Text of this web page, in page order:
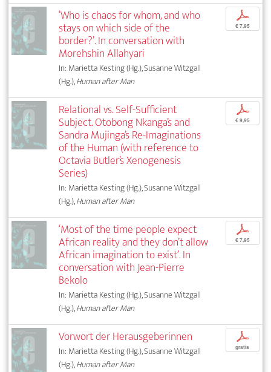
‘Who is chaos for whom, and who
stays on which side of the
border?’. In conversation with
Morehshin Allahyari
In: Marietta Kesting (Hg.), Susanne Witzgall
(Hg.),Human after Man
p
€ 7,95
Relational vs. Self-Sufficient
Subject. Otobong Nkanga’s and
Sandra Mujinga’s Re-Imaginations
of the Human (with reference to
Octavia Butler’s Xenogenesis
Series)
In: Marietta Kesting (Hg.), Susanne Witzgall
(Hg.),Human after Man
p
€ 9,95
‘Most of the time people expect
African reality and they don’t allow
African imagination to exist’. In
conversation with Jean-Pierre
Bekolo
In: Marietta Kesting (Hg.), Susanne Witzgall
(Hg.),Human after Man
p
€ 7,95
Vorwort der Herausgeberinnen
In: Marietta Kesting (Hg.), Susanne Witzgall
(Hg.),Human after Man
p
gratis